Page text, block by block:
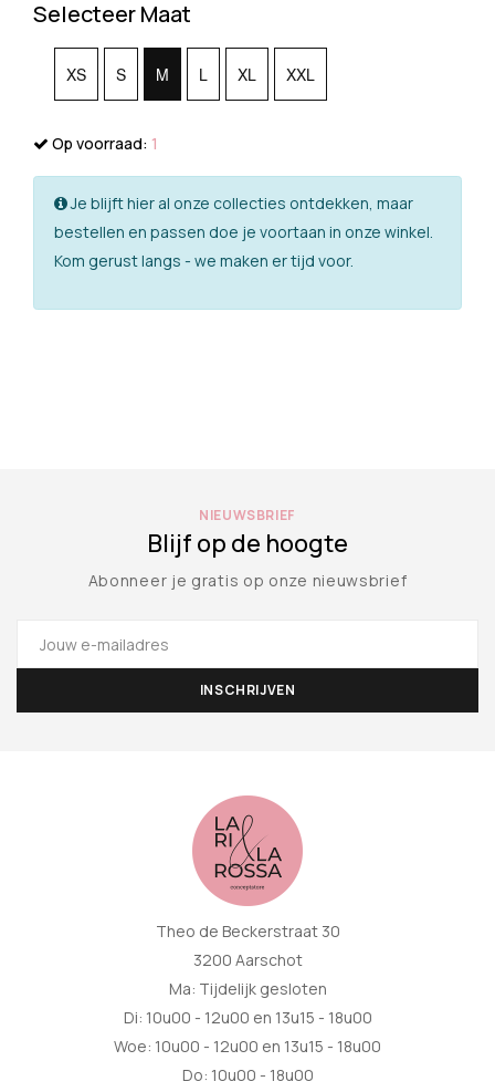
Selecteer Maat
XS S M L XL XXL
Op voorraad: 1
Je blijft hier al onze collecties ontdekken, maar
bestellen en passen doe je voortaan in onze winkel.
Kom gerust langs - we maken er tijd voor.
NIEUWSBRIEF
Blijf op de hoogte
Abonneer je gratis op onze nieuwsbrief
Theo de Beckerstraat 30
3200 Aarschot
Ma: Tijdelijk gesloten
Di: 10u00 - 12u00 en 13u15 - 18u00
Woe: 10u00 - 12u00 en 13u15 - 18u00
Do: 10u00 - 18u00